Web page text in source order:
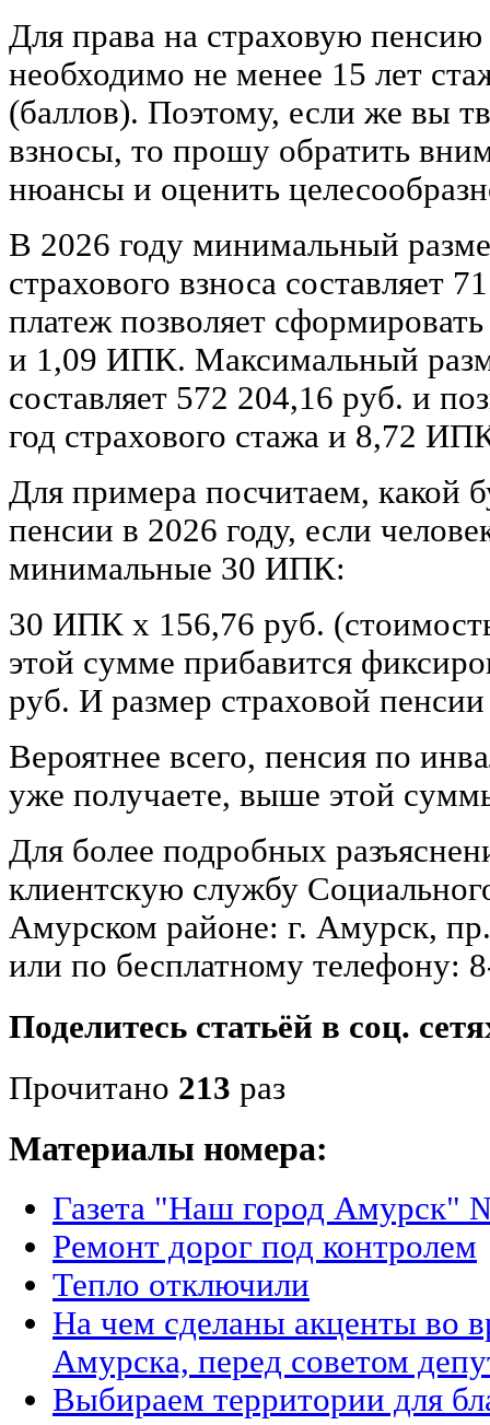
Для права на страховую пенсию
необходимо не менее 15 лет
(баллов). Поэтому, если же вы
взносы, то прошу обратить
нюансы и оценить
В 2026 году минимальный
страхового взноса составляет
платеж позволяет
и 1,09 ИПК. Максимальный
составляет 572 204,16 руб. и
год страхового стажа и 8,72
Для примера посчитаем, какой
пенсии в 2026 году, если
минимальные 30 ИПК:
30 ИПК х 156,76 руб.
этой сумме прибавится
руб. И размер страховой
Вероятнее всего, пенсия по
уже получаете, выше этой
Для более подробных
клиентскую службу
Амурском районе: г. Амурск,
или по бесплатному телефону:
Поделитесь статьёй в соц.
Прочитано 213 раз
Материалы номера:
Газета "Наш город Амурск"
Ремонт дорог под контролем
Тепло отключили
На чем сделаны акценты во
Амурска, перед советом
Выбираем территории для